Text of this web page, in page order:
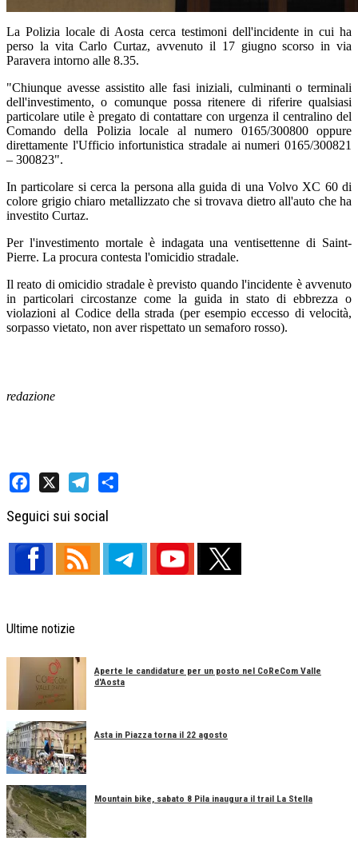
La Polizia locale di Aosta cerca testimoni dell'incidente in cui ha
perso la vita Carlo Curtaz, avvenuto il 17 giugno scorso in via
Paravera intorno alle 8.35.
"Chiunque avesse assistito alle fasi iniziali, culminanti o terminali
dell'investimento, o comunque possa ritenere di riferire qualsiasi
particolare utile è pregato di contattare con urgenza il centralino del
Comando della Polizia locale al numero 0165/300800 oppure
direttamente l'Ufficio infortunistica stradale ai numeri 0165/300821
– 300823".
In particolare si cerca la persona alla guida di una Volvo XC 60 di
colore grigio chiaro metallizzato che si trovava dietro all'auto che ha
investito Curtaz.
Per l'investimento mortale è indagata una ventisettenne di Saint-
Pierre. La procura contesta l'omicidio stradale.
Il reato di omicidio stradale è previsto quando l'incidente è avvenuto
in particolari circostanze come la guida in stato di ebbrezza o
violazioni al Codice della strada (per esempio eccesso di velocità,
sorpasso vietato, non aver rispettato un semaforo rosso).
redazione
Seguici sui social
Ultime notizie
Aperte le candidature per un posto nel CoReCom Valle
d'Aosta
Asta in Piazza torna il 22 agosto
Mountain bike, sabato 8 Pila inaugura il trail La Stella